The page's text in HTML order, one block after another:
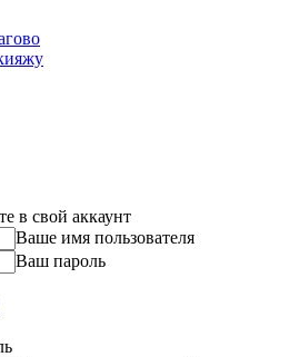
в свой аккаунт
Ваше имя пользователя
Ваш пароль